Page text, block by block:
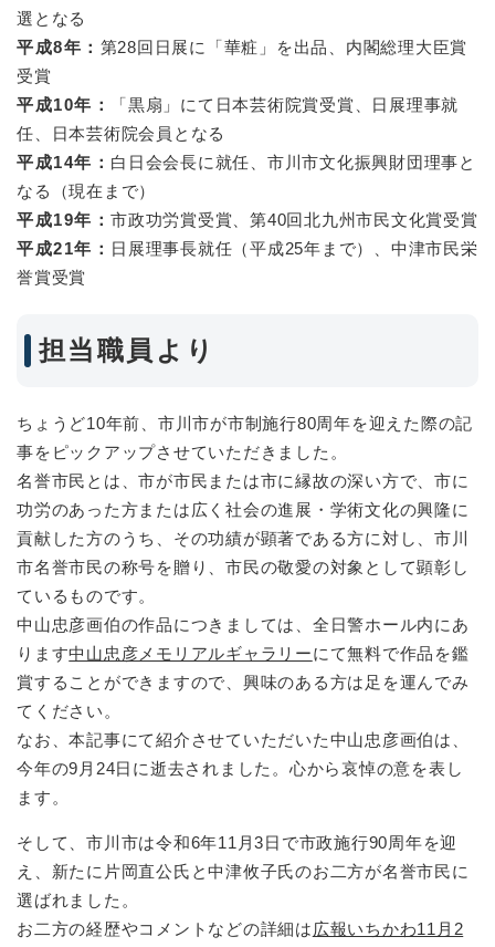
選となる
平成8年： 第28回日展に「華粧」を出品、内閣総理大臣賞
受賞
平成10年：
「黒扇」にて日本芸術院賞受賞、日展理事就
任、日本芸術院会員となる
平成14年： 白日会会長に就任、市川市文化振興財団理事と
なる（現在まで）
平成19年： 市政功労賞受賞、第40回北九州市民文化賞受賞
平成21年： 日展理事長就任（平成25年まで）、中津市民栄
誉賞受賞
担当職員より
ちょうど10年前、市川市が市制施行80周年を迎えた際の記
事をピックアップさせていただきました。
名誉市民とは、市が市民または市に縁故の深い方で、市に
功労のあった方または広く社会の進展・学術文化の興隆に
貢献した方のうち、その功績が顕著である方に対し、市川
市名誉市民の称号を贈り、市民の敬愛の対象として顕彰し
ているものです。
中山忠彦画伯の作品につきましては、全日警ホール内にあ
ります中山忠彦メモリアルギャラリーにて無料で作品を鑑
賞することができますので、興味のある方は足を運んでみ
てください。
なお、本記事にて紹介させていただいた中山忠彦画伯は、
今年の9月24日に逝去されました。心から哀悼の意を表し
ます。
そして、市川市は令和6年11月3日で市政施行90周年を迎
え、新たに片岡直公氏と中津攸子氏のお二方が名誉市民に
選ばれました。
お二方の経歴やコメントなどの詳細は広報いちかわ11月2